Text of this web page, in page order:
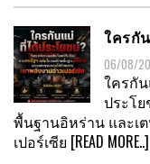
ใครกั
06/08/
ใครกั
ประโ
พื้นฐานอิหร่าน และเ
เปอร์เซีย [READ MORE..]